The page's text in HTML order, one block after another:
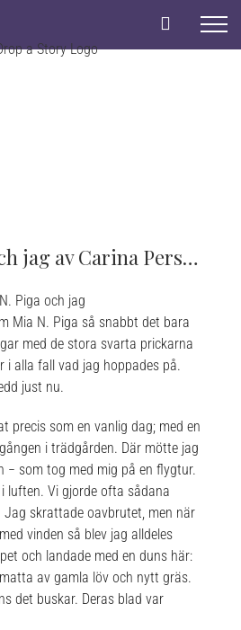
Mia N. Piga och jag av Carina Persson
Piga och jag
Mia N. Piga så snabbt det bara
med de stora svarta prickarna
i alla fall vad jag hoppades på.
just nu.
precis som en vanlig dag; med en
i trädgården. Där mötte jag
− som tog med mig på en flygtur.
luften. Vi gjorde ofta sådana
skrattade oavbrutet, men när
vinden så blev jag alldeles
och landade med en duns här:
av gamla löv och nytt gräs.
det buskar. Deras blad var